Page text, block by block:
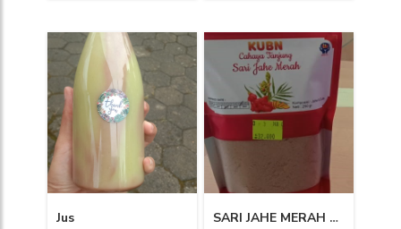
Jus SARI JAHE MERAH KUBN CAHAYA TANJUNG